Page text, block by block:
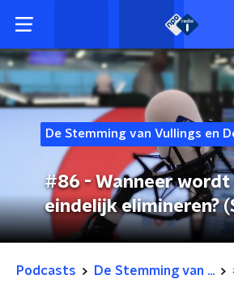
De Stemming van Vullings en
#86 - Wanneer
eindelijk elimineren?
Podcasts De Stemming van ...